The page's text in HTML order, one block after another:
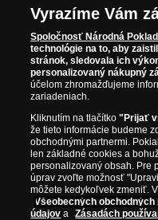
Iba originálne produkty
od roku 2010.
Národná Pokladnica je
emisií z viac ako 50 krajín,
ako je Britská kráľovská
Parížska mincovňa, Nórska
Austrálska mincovňa Perth.
zberateľom garantuje, že
autentickosti.
Vyrazíme Vám
Spoločnosť Národná
technológie na to, aby
stránok, sledovala ich
personalizovaný nákupný
účelom zhromažďujeme
zariadeniach.
Kliknutím na tlačítko"Prijať
že tieto informácie budeme
obchodnými partnermi.
len základné cookies a
personalizovaný obsah. Pre
úprav zvoľte možnosť
môžete kedykoľvek zmeniť.
Všeobecných obchodných
údajov a Zásadách